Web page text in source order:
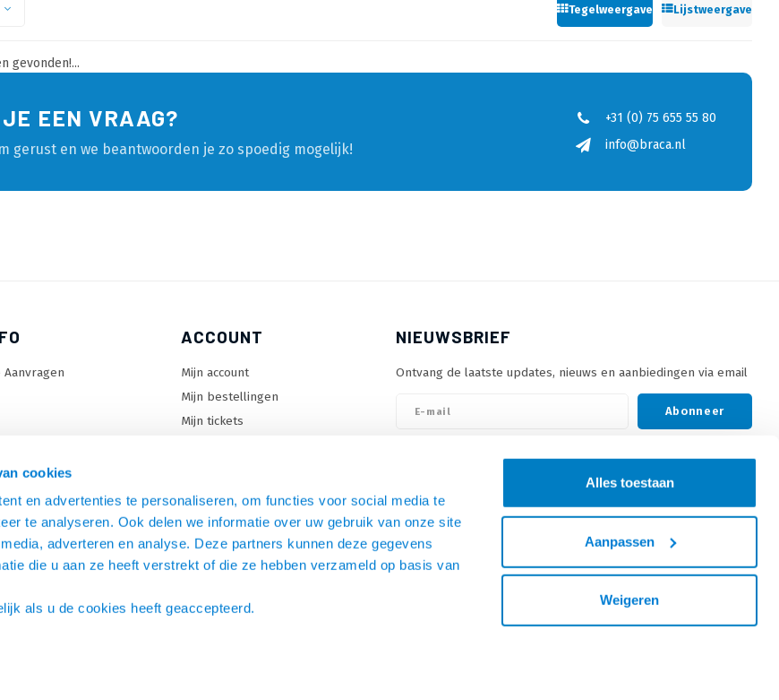
cookies
en advertenties te personaliseren, om functies voor social media te
te analyseren. Ook delen we informatie over uw gebruik van onze site
adverteren en analyse. Deze partners kunnen deze gegevens
die u aan ze heeft verstrekt of die ze hebben verzameld op basis van
als u de cookies heeft geaccepteerd.
Alles toestaan
Aanpassen
Weigeren
Tegelweergave Lijstweergave
gevonden!...
EEN VRAAG?
gerust en we beantwoorden je zo spoedig mogelijk!
+31 (0) 75 655 55 80
info@braca.nl
ACCOUNT
Mijn account
Mijn bestellingen
Mijn tickets
NIEUWSBRIEF
Ontvang de laatste updates, nieuws en aanbiedingen via email
Abonneer